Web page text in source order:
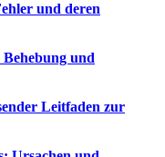
und deren
und
Leitfaden zur